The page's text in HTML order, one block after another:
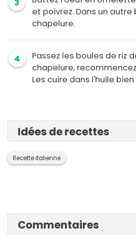
3
et poivrez. Dans un autre
chapelure.
4
Passez les boules de riz
chapelure,
Les cuire dans l'huile
Idées de recettes
Recette italienne
Commentaires